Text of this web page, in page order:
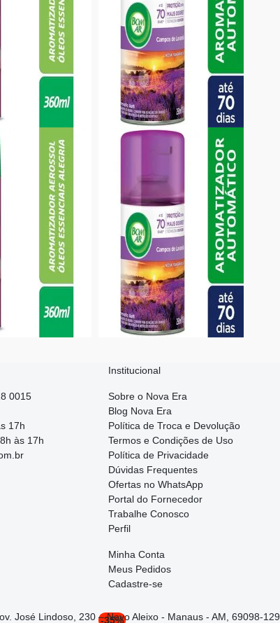
-35%
0015
17h
às 17h
Institucional
Sobre o Nova Era
Blog Nova Era
Política de Troca e Devolução
Termos e Condições de Uso
Política de Privacidade
Dúvidas Frequentes
Ofertas no WhatsApp
Portal do Fornecedor
Trabalhe Conosco
Perfil
Minha Conta
Meus Pedidos
Cadastre-se
José Lindoso, 230 – Novo Aleixo - Manaus - AM, 69098-129